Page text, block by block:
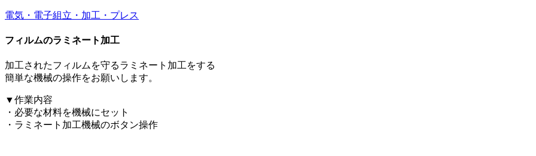
電気・電子組立・加工・プレス
フィルムのラミネート加工
加工されたフィルムを守るラミネート加工をする
簡単な機械の操作をお願いします。
▼作業内容
・必要な材料を機械にセット
・ラミネート加工機械のボタン操作